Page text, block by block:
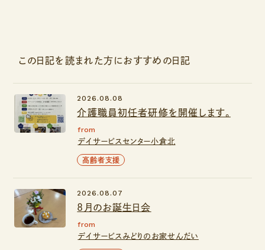
この日記を読まれた方におすすめの日記
介護職員初任者研修を開催します。
2026.08.08
from
デイサービスセンター小倉北
高齢者支援
8月のお誕生日会
2026.08.07
from
デイサービスみどりのお家せんだい